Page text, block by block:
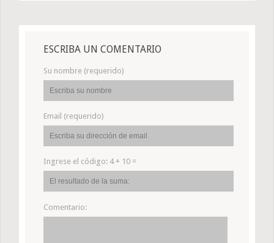
ESCRIBA UN COMENTARIO
Su nombre (requerido)
Email (requerido)
Ingrese el código: 4 + 10 =
Comentario: